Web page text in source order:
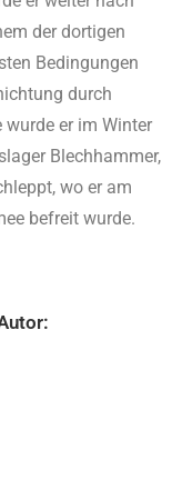
der dortigen
Bedingungen
durch
wurde er im Winter
Blechhammer,
wo er am
befreit wurde.